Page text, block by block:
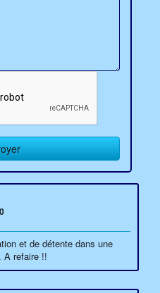
et de détente dans une
A refaire !!